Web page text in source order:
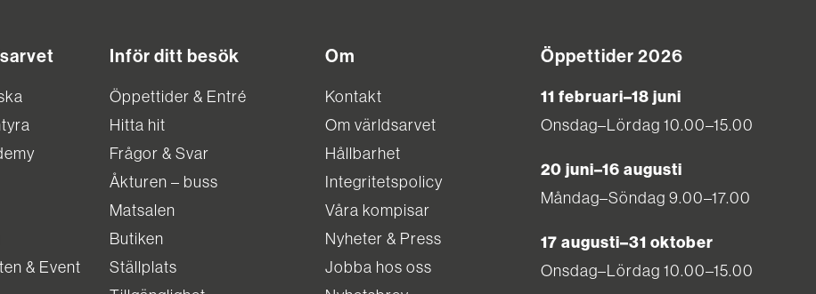
& Event
Inför ditt besök
Öppettider & Entré
Hitta hit
Frågor & Svar
Åkturen – buss
Matsalen
Butiken
Ställplats
Om
Kontakt
Om världsarvet
Hållbarhet
Integritetspolicy
Våra kompisar
Nyheter & Press
Jobba hos oss
Öppettider 2026
11 februari–18 juni
Onsdag–Lördag 10.00–15.00
20 juni–16 augusti
Måndag–Söndag 9.00–17.00
17 augusti–31 oktober
Onsdag–Lördag 10.00–15.00